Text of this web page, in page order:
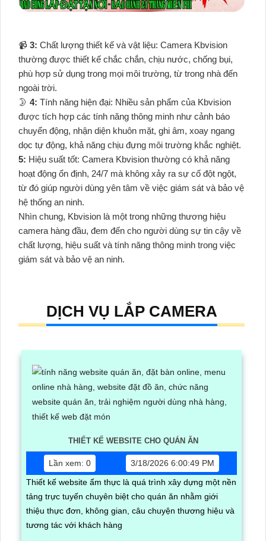
📹 3: Chất lượng thiết kế và vật liệu: Camera Kbvision
thường được thiết kế chắc chắn, chịu nước, chống bụi,
phù hợp sử dụng trong mọi môi trường, từ trong nhà đến
ngoài trời.
🌛 4: Tính năng hiện đại: Nhiều sản phẩm của Kbvision
được tích hợp các tính năng thông minh như cảnh báo
chuyển động, nhận diện khuôn mặt, ghi âm, xoay ngang
dọc tự động, khả năng chịu đựng môi trường khắc nghiệt.
5: Hiệu suất tốt: Camera Kbvision thường có khả năng
hoạt động ổn định, 24/7 mà không xảy ra sự cố đột ngột,
từ đó giúp người dùng yên tâm về việc giám sát và bảo vệ
hệ thống an ninh.
Nhìn chung, Kbvision là một trong những thương hiệu
camera hàng đầu, đem đến cho người dùng sự tin cậy về
chất lượng, hiệu suất và tính năng thông minh trong việc
giám sát và bảo vệ an ninh.
DỊCH VỤ LẮP CAMERA
THIẾT KẾ WEBSITE CHO QUÁN ĂN
Lần xem: 0
3/18/2026 6:00:49 PM
Thiết kế website ẩm thực là quá trình xây dựng một nền
tảng trực tuyến chuyên biệt cho quán ăn nhằm giới
thiệu thực đơn, không gian, câu chuyện thương hiệu và
tương tác với khách hàng